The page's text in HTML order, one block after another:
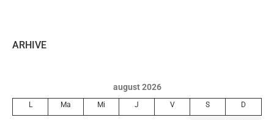
ARHIVE
august 2026
L Ma Mi J V S D